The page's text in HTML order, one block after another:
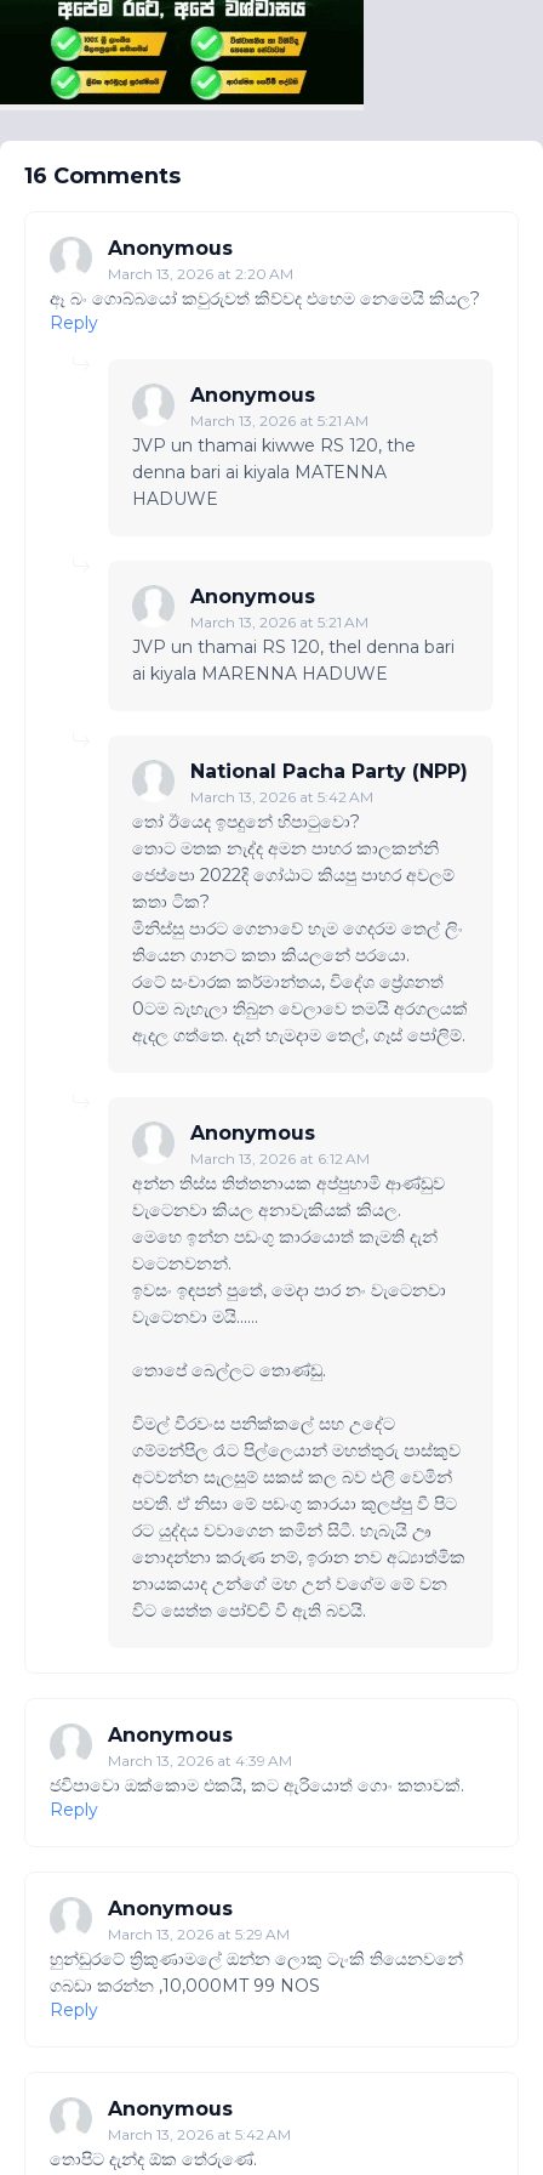
16 Comments
Anonymous
March 13, 2026 at 2:20 AM
ඈ බං ගොබ්බයෝ කවුරුවත් කිව්වද එහෙම නෙමෙයි කියල?
Reply
Anonymous
March 13, 2026 at 5:21 AM
JVP un thamai kiwwe RS 120, the
denna bari ai kiyala MATENNA
HADUWE
Anonymous
March 13, 2026 at 5:21 AM
JVP un thamai RS 120, thel denna bari
ai kiyala MARENNA HADUWE
National Pacha Party (NPP)
March 13, 2026 at 5:42 AM
‍තෝ ඊයෙද ඉපදුනේ හිපා‍ටුවො?
තොට මතක නැද්ද අමන පාහර කාලකන්නි
ජෙප්පො 2022දි ගෝඨාට කියපු පාහර අවලම්
කතා ටික?
මිනිස්සු පාරට ගෙනාවේ හැම ගෙදරම තෙල් ලිං
තියෙන ගානට කතා කියලනේ පරයො.
රටේ සංචාරක කර්මාන්තය, විදේශ ප්‍රේශනත්
0ටම බැහැලා තිබුන වෙලාවෙ තමයි අරගලයක්
ඇදල ගත්තෙ. දැන් හැමදාම තෙල්, ගෑස් පෝලිම්.
Anonymous
March 13, 2026 at 6:12 AM
අන්න තිස්ස තිත්තනායක අප්පුහාමි ආණ්ඩුව
වැටෙනවා කියල අනාවැකියක් කියල.
මෙහෙ ඉන්න පඩංගු කාරයොත් කැමති දැන්
වටෙනවනන්.
ඉවසං ඉඳපන් පුතේ, මෙදා පාර නං වැටෙනවා
වැටෙනවා මයි......
තොපේ බෙල්ලට තොණ්ඩු.
විමල් වීරවංස පනික්කලේ සහ උදේට
ගම්මන්පිල රෑට පිල්ලෙයාන් මහත්තුරු පාස්කුව
අටවන්න සැලසුම් සකස් කල බව එලි වෙමින්
පවතී. ඒ නිසා මේ පඩංගු කාරයා කුලප්පු වී පිට
රට යුද්දය වවාගෙන කමින් සිටී. හැබැයි ඌ
නොදන්නා කරුණ නම්, ඉරාන නව අධ්‍යාත්මික
නායකයාද උන්ගේ මහ උන් වගේම මේ වන
විට සෙත්ත පෝච්චි වී ඇති බවයි.
Anonymous
March 13, 2026 at 4:39 AM
ජවිපාවො ඔක්කොම එකයි, කට ඇරියොත් ගොං කතාවක්.
Reply
Anonymous
March 13, 2026 at 5:29 AM
හුන්ඩුරටේ ත්‍රිකුණාමලේ ඔන්න ලොකු ටැංකි තියෙනවනේ
ගබඩා කරන්න ,10,000MT 99 NOS
Reply
Anonymous
March 13, 2026 at 5:42 AM
තොපිට දැන්ද ඕක තේරුණේ.